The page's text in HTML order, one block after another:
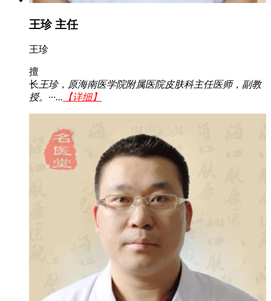
王珍 主任
王珍
擅
长王珍，原海南医学院附属医院皮肤科主任医师，副教
授。···... 【详细】